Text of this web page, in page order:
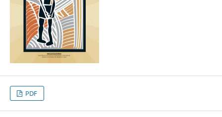
PDF